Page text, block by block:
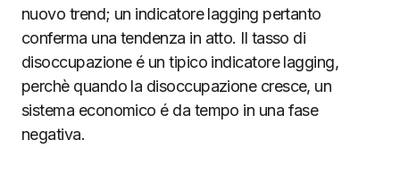
nuovo trend; un indicatore lagging pertanto
conferma una tendenza in atto. Il tasso di
disoccupazione é un tipico indicatore lagging,
perchè quando la disoccupazione cresce, un
sistema economico é da tempo in una fase
negativa.